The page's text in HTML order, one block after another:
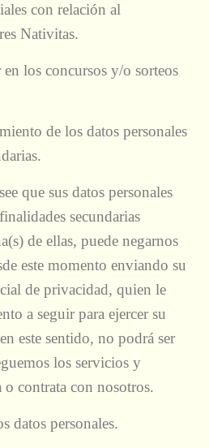
con relación al
Nativitas.
los concursos y/o sorteos
de los datos personales
que sus datos personales
secundarias
de ellas, puede negarnos
este momento enviando su
de privacidad, quien le
a seguir para ejercer su
este sentido, no podrá ser
los servicios y
contrata con nosotros.
datos personales.